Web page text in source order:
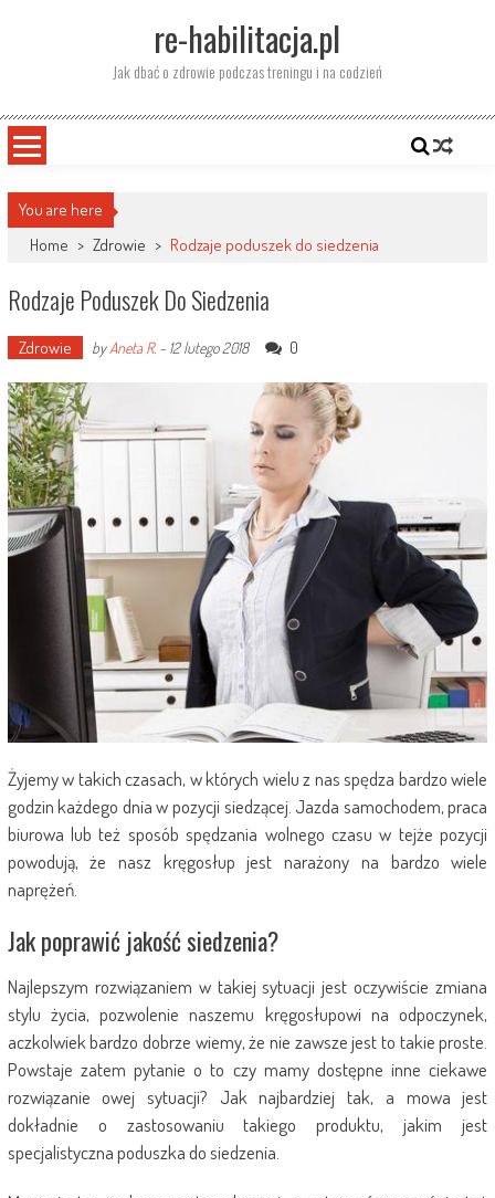
re-habilitacja.pl
Jak dbać o zdrowie podczas treningu i na codzień
You are here
Home > Zdrowie > Rodzaje poduszek do siedzenia
Rodzaje Poduszek Do Siedzenia
Zdrowie byAneta R.- 12 lutego 2018 0
Żyjemy w takich czasach, w których wielu z nas spędza bardzo wiele
godzin każdego dnia w pozycji siedzącej. Jazda samochodem, praca
biurowa lub też sposób spędzania wolnego czasu w tejże pozycji
powodują, że nasz kręgosłup jest narażony na bardzo wiele
naprężeń.
Jak poprawić jakość siedzenia?
Najlepszym rozwiązaniem w takiej sytuacji jest oczywiście zmiana
stylu życia, pozwolenie naszemu kręgosłupowi na odpoczynek,
aczkolwiek bardzo dobrze wiemy, że nie zawsze jest to takie proste.
Powstaje zatem pytanie o to czy mamy dostępne inne ciekawe
rozwiązanie owej sytuacji? Jak najbardziej tak, a mowa jest
dokładnie o zastosowaniu takiego produktu, jakim jest
specjalistyczna poduszka do siedzenia.